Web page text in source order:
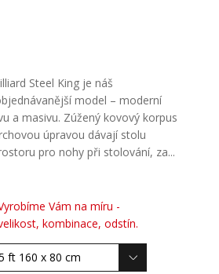
Steel King je náš
model – moderní
a masivu. Zúžený kovový korpus
úpravou dávají stolu
pro nohy při stolování, za...
Vám na míru -
kombinace, odstín.